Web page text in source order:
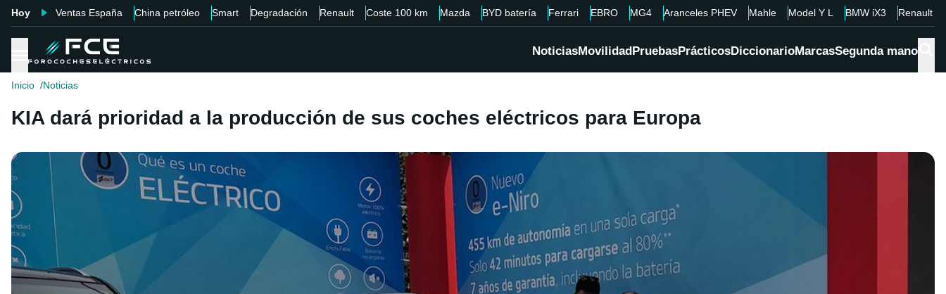
Hoy Ventas España China petróleo Smart Degradación Renault Coste 100 km Mazda BYD batería Ferrari EBRO MG4 Aranceles PHEV Mahle Model Y L BMW iX3 Renault
NoticiasMovilidadPruebasPrácticosDiccionarioMarcasSegunda mano
Inicio Noticias
KIA dará prioridad a la producción de sus coches eléctricos para Europa